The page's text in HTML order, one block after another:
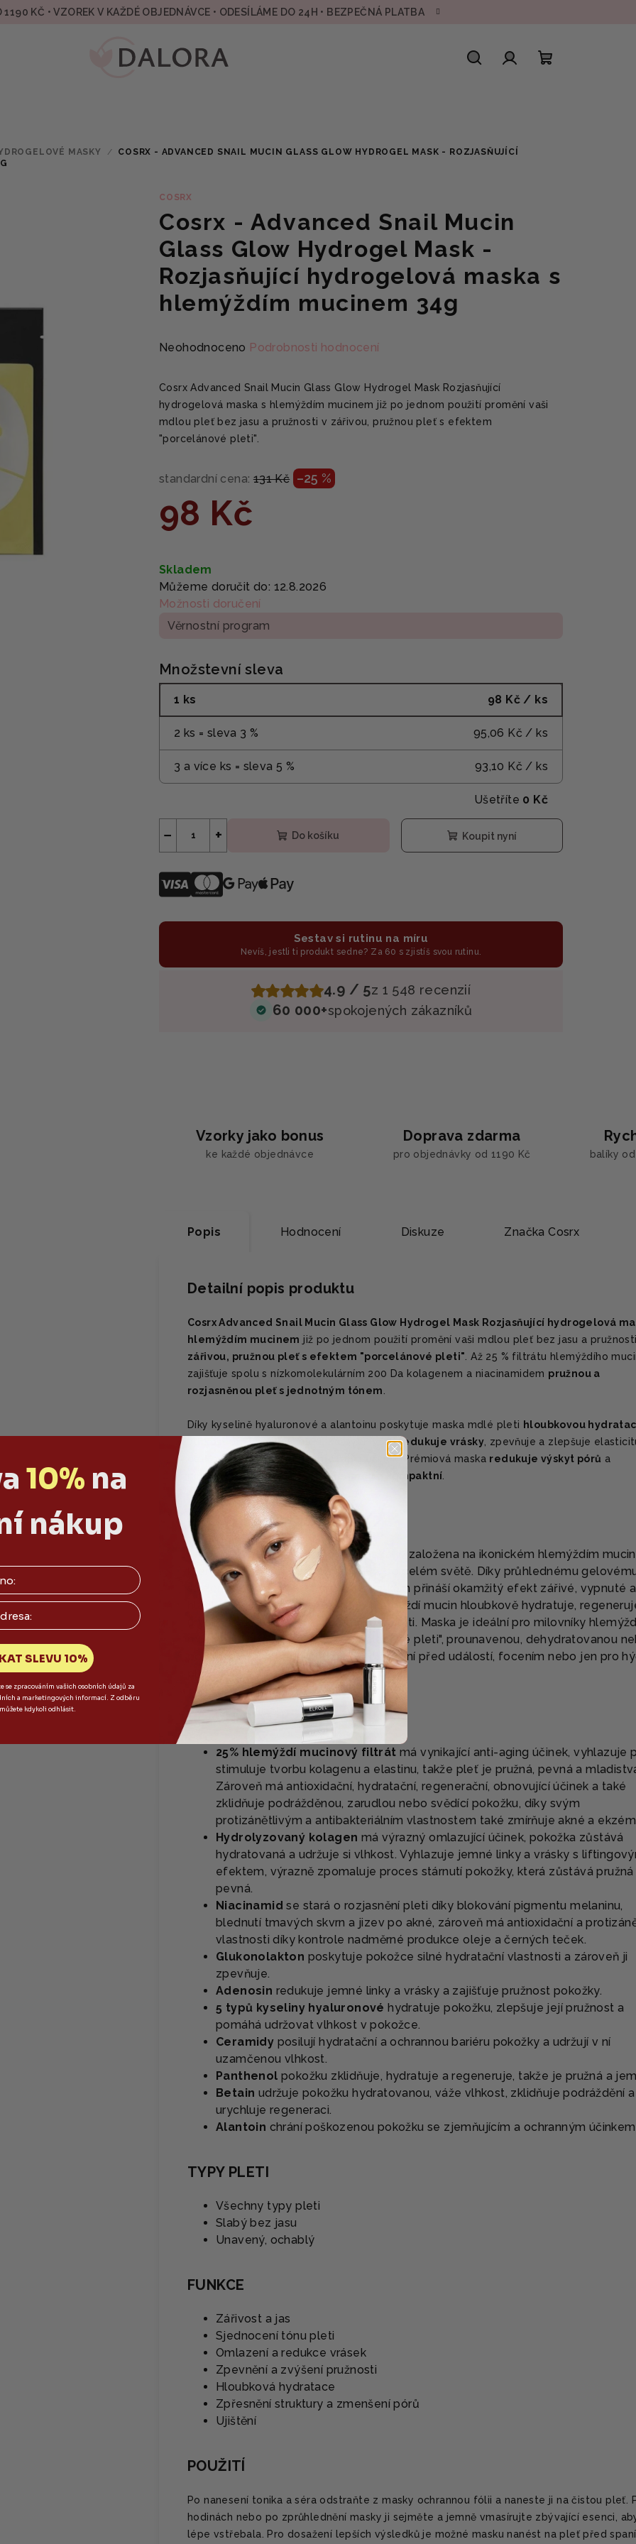
1190 KČ • VZOREK V KAŽDÉ OBJEDNÁVCE • ODESÍLÁME DO 24H • BEZPEČNÁ PLATBA
MASKY /
COSRX - ADVANCED SNAIL MUCIN GLASS GLOW HYDROGEL MASK - ROZJASŇUJÍCÍ
COSRX
Cosrx - Advanced Snail Mucin
Glass Glow Hydrogel Mask -
Rozjasňující hydrogelová maska s
hlemýždím mucinem 34g
Průměrné
produktu
je
0,0
z
5
Neohodnoceno Podrobnosti hodnocení
Cosrx Advanced Snail Mucin Glass Glow Hydrogel Mask Rozjasňující
hydrogelová maska s hlemýždím mucinem již po jednom použití promění vaši
mdlou pleť bez jasu a pružnosti v zářivou, pružnou pleť s efektem
"porcelánové pleti".
standardní cena: 131 Kč –25 %
98 Kč
cena:
Skladem
Můžeme doručit do: 12.8.2026
Možnosti doručení
Věrnostní program
Množstevní sleva
1 ks 98 Kč / ks
2 ks = sleva 3 % 95,06 Kč / ks
3 a více ks = sleva 5 % 93,10 Kč / ks
Ušetříte 0 Kč
+
− Do košíku Koupit nyní
Sestav si rutinu na míru
Nevíš, jestli ti produkt sedne? Za 60 s zjistíš svou rutinu.
4.9 / 5z 1 548 recenzií
60 000+spokojených zákazníků
Vzorky jako bonus
ke každé objednávce
Doprava zdarma
pro objednávky od 1190 Kč balíky
Popis Hodnocení Diskuze Značka Cosrx
Detailní popis produktu
Cosrx Advanced Snail Mucin Glass Glow Hydrogel Mask Rozjasňující hydrogelová
hlemýždím mucinem již po jednom použití promění vaši mdlou pleť bez jasu a
zářivou, pružnou pleť s efektem "porcelánové pleti" . Až 25 % filtrátu hlemýždího
zajišťuje spolu s nízkomolekulárním 200 Da kolagenem a niacinamidem pružnou a
rozjasněnou pleť s jednotným tónem
Díky kyselině hyaluronové a alantoinu poskytuje maska mdlé pleti hloubkovou
pro zdravý vzhled. Zároveň všakredukuje vrásky , zpevňuje a zlepšuje
celkový anti-ageing a omlazující
účinek. Prémiová maska redukuje výskyt pórů a
nerovností a zanechává pleťjemnou a kompaktní
PROČ SE TI BUDE LÍBIT?
Tato prémiováhydrogelová maska
je založena na ikonickém hlemýždím
který proslavilspolečnost COSRX
po celém světě. Díky průhlednému
složení a bohatým regeneračním látkám přináší okamžitý efekt zářivé, vypnuté a
hladké pleti - jako porcelán. 25% hlemýždí mucin hloubkově hydratuje,
urychluje hojení a zlepšuje pružnost pleti. Maska je ideální pro milovníky
mucinu a K-beauty efektu "porcelánové pleti", prounavenou, dehydratovanou
podrážděnou pleť, také
jako SOS ošetření před událostí, focením nebo jen pro
pleti.
HLAVNÍ SLOŽKY
25% hlemýždí mucinový filtrát má vynikající anti-aging účinek, vyhlazuje
stimuluje tvorbu kolagenu a elastinu, takže pleť je pružná, pevná a
Zároveň má antioxidační, hydratační, regenerační, obnovující účinek a také
zklidňuje podrážděnou, zarudlou nebo svědící pokožku, díky svým
protizánětlivým a antibakteriálním vlastnostem také zmírňuje akné a
Hydrolyzovaný kolagen má výrazný omlazující účinek, pokožka zůstává
hydratovaná a udržuje si vlhkost. Vyhlazuje jemné linky a vrásky s
efektem, výrazně zpomaluje proces stárnutí pokožky, která zůstává pružná
pevná.
Niacinamid se stará o rozjasnění pleti díky blokování pigmentu melaninu,
blednutí tmavých skvrn a jizev po akné, zároveň má antioxidační a
vlastnosti díky kontrole nadměrné produkce oleje a černých teček.
Glukonolakton poskytuje pokožce silné hydratační vlastnosti a zároveň ji
zpevňuje.
Adenosin redukuje jemné linky a vrásky a zajišťuje pružnost pokožky.
5 typů kyseliny hyaluronové hydratuje pokožku, zlepšuje její pružnost a
pomáhá udržovat vlhkost v pokožce.
Ceramidy posilují hydratační a ochrannou bariéru pokožky a udržují v ní
uzamčenou vlhkost.
Panthenol pokožku zklidňuje, hydratuje a regeneruje, takže je pružná a
Betain udržuje pokožku hydratovanou, váže vlhkost, zklidňuje podráždění a
urychluje regeneraci.
Alantoin chrání poškozenou pokožku se zjemňujícím a ochranným
TYPY PLETI
Všechny typy pleti
Slabý bez jasu
Unavený, ochablý
FUNKCE
Zářivost a jas
Sjednocení tónu pleti
Omlazení a redukce vrásek
Zpevnění a zvýšení pružnosti
Hloubková hydratace
Zpřesnění struktury a zmenšení pórů
Ujištění
POUŽITÍ
Po nanesení tonika a séra odstraňte z masky ochrannou fólii a naneste ji na čistou pleť.
hodinách nebo po zprůhlednění masky ji sejměte a jemně vmasírujte zbývající esenci,
lépe vstřebala. Pro dosažení lepších výsledků je možné masku nanést na pleť před
10% na
nákup
SLEVU 10%
se zpracováním vašich osobních údajů za
a marketingových informací. Z odběru
kdykoli odhlásit.